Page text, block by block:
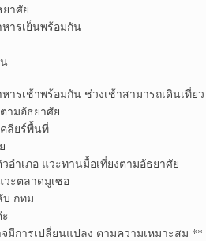
าศัย
าร​เย็น​พร้อมกัน
าร​เช้าพร้อมกัน ช่วงเช้าสามารถเดินเที่ยว
ามอัธยาศัย​
คลียร์​พื้นที่​
อำเภอ แวะทานมื้อเที่ยงตามอัธยาศัย
วะตลาดมูเซอ
บ กทม
มีการเปลี่ยนแปลง ตามความเหมาะสม **